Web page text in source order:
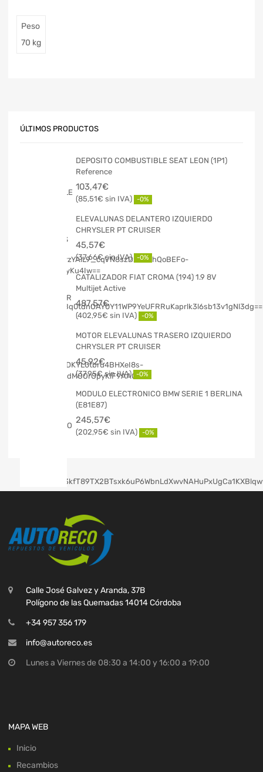
Peso
70 kg
ÚLTIMOS PRODUCTOS
DEPOSITO COMBUSTIBLE SEAT LEON (1P1)
Reference
103,47€
85,51€ -0%
ELEVALUNAS DELANTERO IZQUIERDO
CHRYSLER PT CRUISER
45,57€
37,66€ -0%
CATALIZADOR FIAT CROMA (194) 1.9 8V
Multijet Active
487,57€
402,95€ -0%
MOTOR ELEVALUNAS TRASERO IZQUIERDO
CHRYSLER PT CRUISER
45,92€
37,95€ -0%
MODULO ELECTRONICO BMW SERIE 1 BERLINA
(E81E87)
245,57€
202,95€ -0%
Calle José Galvez y Aranda, 37B
Polígono de las Quemadas 14014 Córdoba
+34 957 356 179
info@autoreco.es
Lunes a Viernes de 08:30 a 14:00 y 16:00 a 19:00
MAPA WEB
Inicio
Recambios